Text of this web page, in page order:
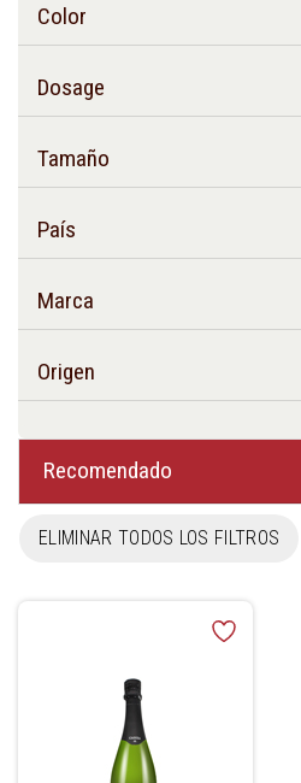
Color
Dosage
Tamaño
País
Marca
Origen
Recomendado
ELIMINAR TODOS LOS FILTROS